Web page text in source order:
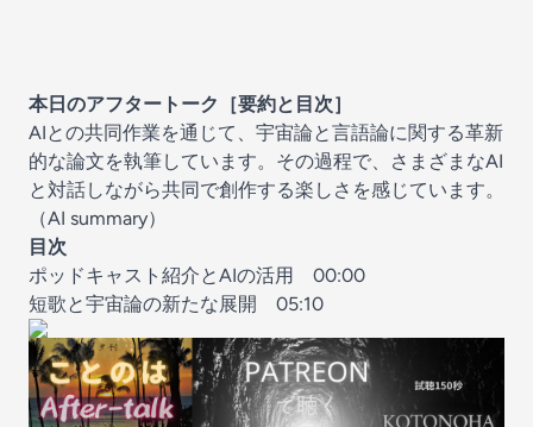
本日のアフタートーク［要約と目次］
AIとの共同作業を通じて、宇宙論と言語論に関する革新
的な論文を執筆しています。その過程で、さまざまなAI
と対話しながら共同で創作する楽しさを感じています。
（AI summary）
目次
ポッドキャスト紹介とAIの活用
00:00
短歌と宇宙論の新たな展開
05:10